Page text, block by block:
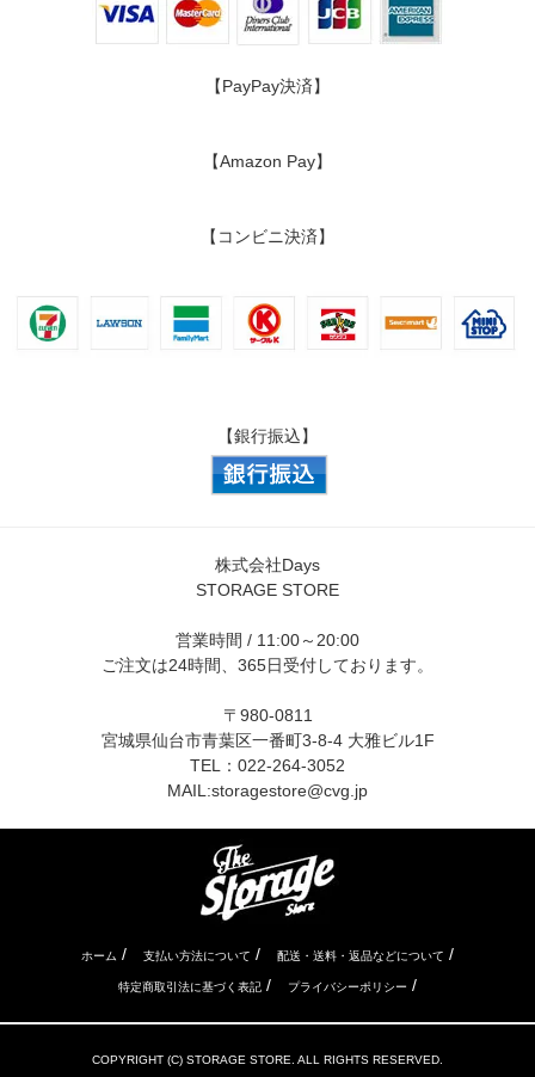
【PayPay決済】
【Amazon Pay】
【コンビニ決済】
【銀行振込】
株式会社Days
STORAGE STORE
営業時間 / 11:00～20:00
ご注文は24時間、365日受付しております。
〒980-0811
宮城県仙台市青葉区一番町3-8-4 大雅ビル1F
TEL：022-264-3052
MAIL:storagestore@cvg.jp
ホーム / 支払い方法について / 配送・送料・返品などについて /
特定商取引法に基づく表記 / プライバシーポリシー /
COPYRIGHT (C) STORAGE STORE. ALL RIGHTS RESERVED.